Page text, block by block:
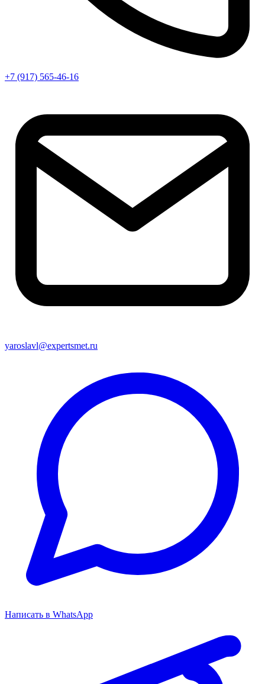
+7 (917) 565-46-16
yaroslavl@expertsmet.ru
Написать в WhatsApp